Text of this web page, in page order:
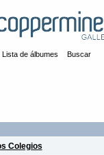
Lista de álbumes Buscar
Colegios